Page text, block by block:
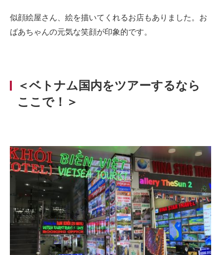
似顔絵屋さん、絵を描いてくれるお店もありました。お
ばあちゃんの元気な笑顔が印象的です。
＜ベトナム国内をツアーするなら
ここで！＞